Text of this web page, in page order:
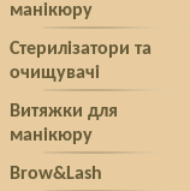
манікюру
Стерилізатори та
очищувачі
Витяжки для
манікюру
Brow&Lash